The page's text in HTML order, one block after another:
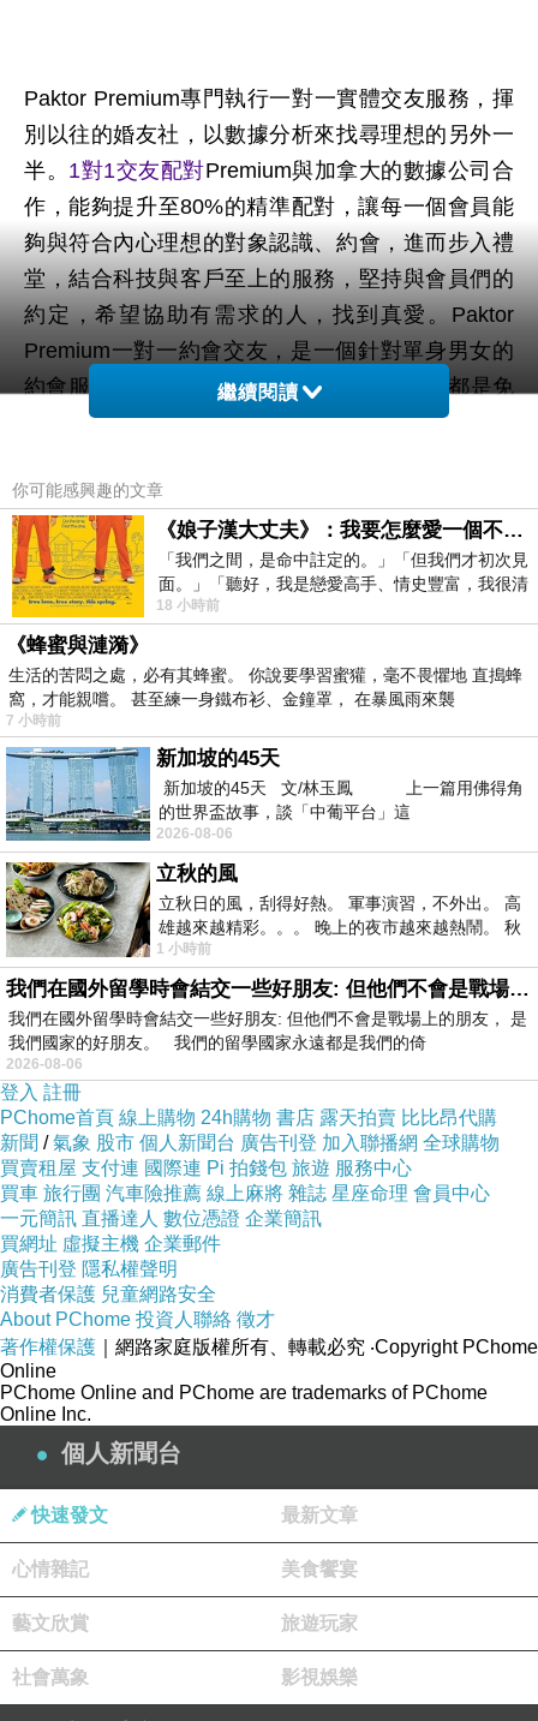
Paktor Premium專門執行一對一實體交友服務，揮
別以往的婚友社，以數據分析來找尋理想的另外一
半。 1對1交友配對Premium與加拿大的數據公司合
作，能夠提升至80%的精準配對，讓每一個會員能
夠與符合內心理想的對象認識、約會，進而步入禮
堂，結合科技與客戶至上的服務，堅持與會員們的
約定，希望協助有需求的人，找到真愛。Paktor
Premium一對一約會交友，是一個針對單身男女的
約會服務！
1對1交友配對初次註冊以及訪談都是免
費，先到網站註冊，填寫你想要找的對象條件，越
對象條件，之後正妹愛情顧問會請你到辦公室訪
談，針對你的需求做了解。1對1交友配對每位會員
要透過訪談，確認身分才能夠成為正式會員！接著
你的專屬顧問會依據你提出的條件，找到適合的對
象，並幫你安排實體一對一的約會，一場屬於你們
的約會！
腸胃炎迷思大破解！醫：別喝運動飲料、吃粥更
嚴重
商品訊息描述: 夏天到了，食物就一不注意保鮮
就腐敗，成為急性腸胃炎高峰期，兒童也是主要
患病族群，不少爸媽在孩子生病後，急著拿運動
飲料給他們補充電解質，小兒科醫師徐嘉賢破除
迷思，表示這做法其實不正確paktor網頁版， 連
稀釋過的運動飲料都碰不得！
交友服務
徐嘉賢2日在臉書發文，有感最近腸胃炎的病例
大爆發，在腸胃炎期間，飲食成了最重要的保養
關鍵，他指出，腸胃炎第1個原則就是「不喝運
動飲料」，因為市售的運動飲料中，含有不正確
的糖分、鈉含量，就連稀釋過也不行，但在藥
局、醫療院賣的口服電解液就可以。
其次，「盡快進食、補充水分、少量多餐」，徐
嘉賢建議腸胃炎時，吃喝都一次一點，慢慢吃，
降低對腸胃一次的處理量，再來就是以「清淡、
不油膩食物為主」，特別注意的是，如果已經吃
飯等固體食物的孩子，不用特地吃粥，吃粥反而
加重症狀。
若是仍在哺乳的寶寶依然可以餵母乳，如果寶寶
繼續閱讀
你可能感興趣的文章
《娘子漢大丈夫》：我要怎麼愛一個不存在的人？
「我們之間，是命中註定的。」「但我們才初次見
面。」「聽好，我是戀愛高手、情史豐富，我很清
楚這種感覺，你我之間的那種感覺，現
18 小時前
《蜂蜜與漣漪》
生活的苦悶之處，必有其蜂蜜。 你說要學習蜜獾，毫不畏懼地 直搗蜂
窩，才能親嚐。 甚至練一身鐵布衫、金鐘罩， 在暴風雨來襲
7 小時前
新加坡的45天
新加坡的45天 文/林玉鳳 上一篇用佛得角
的世界盃故事，談「中葡平台」這
2026-08-06
立秋的風
立秋日的風，刮得好熱。 軍事演習，不外出。 高
雄越來越精彩。。。 晚上的夜市越來越熱鬧。 秋
天的風刮得很熱 夜遊消暑熱。。。
1 小時前
我們在國外留學時會結交一些好朋友: 但他們不會是戰場上的朋友
我們在國外留學時會結交一些好朋友: 但他們不會是戰場上的朋友， 是
我們國家的好朋友。 我們的留學國家永遠都是我們的倚
2026-08-06
登入 註冊
PChome首頁 線上購物 24h購物 書店 露天拍賣 比比昂代購
新聞 /氣象 股市 個人新聞台 廣告刊登 加入聯播網 全球購物
買賣租屋 支付連 國際連 Pi 拍錢包 旅遊 服務中心
買車 旅行團 汽車險推薦 線上麻將 雜誌 星座命理 會員中心
一元簡訊 直播達人 數位憑證 企業簡訊
買網址 虛擬主機 企業郵件
廣告刊登 隱私權聲明
消費者保護 兒童網路安全
About PChome 投資人聯絡 徵才
著作權保護 ｜網路家庭版權所有、轉載必究 ‧Copyright PChome
Online
PChome Online and PChome are trademarks of PChome
Online Inc.
個人新聞台
快速發文 最新文章
心情雜記 美食饗宴
藝文欣賞 旅遊玩家
社會萬象 影視娛樂